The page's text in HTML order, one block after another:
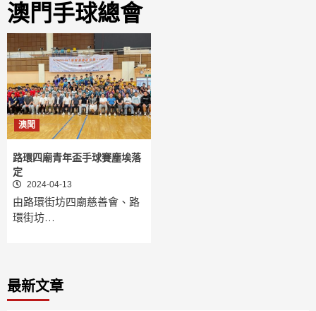
澳門手球總會
澳聞
路環四廟青年盃手球賽塵埃落
定
2024-04-13
由路環街坊四廟慈善會、路
環街坊…
最新文章